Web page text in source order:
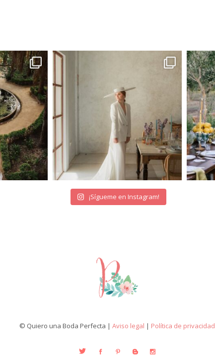
¡Sígueme en Instagram!
© Quiero una Boda Perfecta | Aviso legal | Política de privacidad